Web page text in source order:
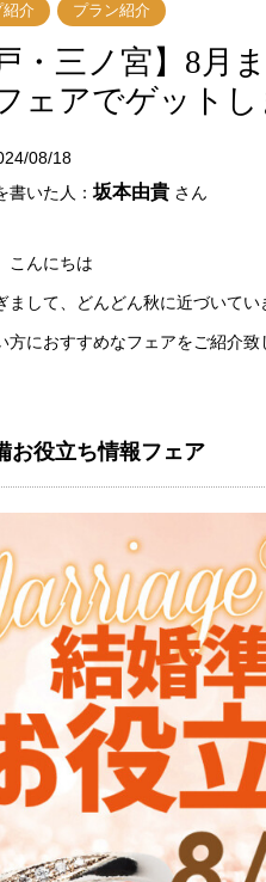
紹介 プラン紹介
戸・三ノ宮】8月
ェアでゲットし
08/18
書いた人： 坂本由貴 さん
こんにちは
まして、どんどん秋に近づいて
方におすすめなフェアをご紹介致
お役立ち情報フェア